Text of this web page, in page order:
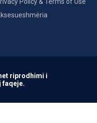
riprodhimi i
faqeje.